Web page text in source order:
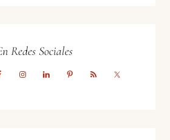
Redes Sociales